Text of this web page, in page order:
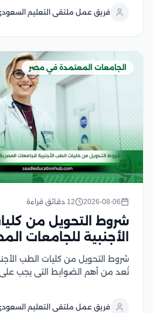
واستيفاء الحد الأدنى المطلوب
فريق عمل ملتقى التعليم
الجامعات المعتمدة في مصر
2026-08-06 12 دقائق قراءة
شروط التحويل من
الأجنبية للجامعات
شروط التحويل من كليات الطب
تُعد من أهم الضوابط التي يجب
الأكاديمية والإدارية، مثل
فريق عمل ملتقى التعليم